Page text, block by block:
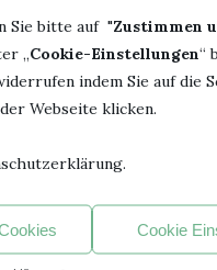
Sie bitte auf "Zustimmen
„Cookie-Einstellungen“
indem Sie auf die
Webseite klicken.
Cookie
Brabbelbot
und Social Media
gut zum Vorlesen.